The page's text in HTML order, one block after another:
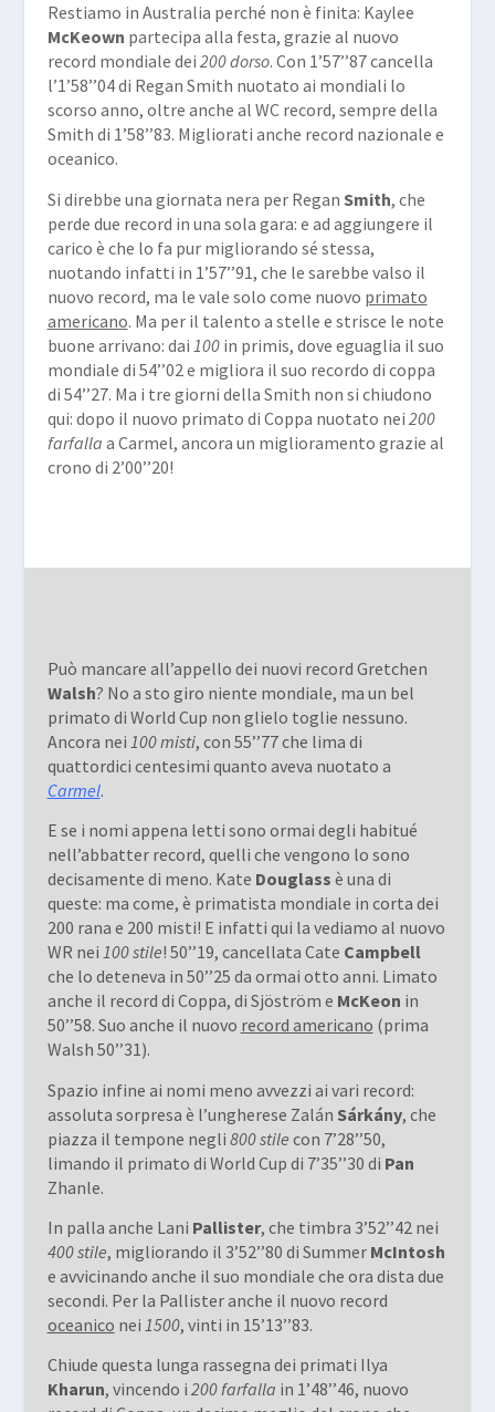
Restiamo in Australia perché non è finita: Kaylee
McKeown partecipa alla festa, grazie al nuovo
record mondiale dei 200 dorso. Con 1’57’’87 cancella
l’1’58’’04 di Regan Smith nuotato ai mondiali lo
scorso anno, oltre anche al WC record, sempre della
Smith di 1’58’’83. Migliorati anche record nazionale e
oceanico.
Si direbbe una giornata nera per Regan Smith, che
perde due record in una sola gara: e ad aggiungere il
carico è che lo fa pur migliorando sé stessa,
nuotando infatti in 1’57’’91, che le sarebbe valso il
nuovo record, ma le vale solo come nuovo primato
americano. Ma per il talento a stelle e strisce le note
buone arrivano: dai 100in primis, dove eguaglia il suo
mondiale di 54’’02 e migliora il suo recordo di coppa
di 54’’27. Ma i tre giorni della Smith non si chiudono
qui: dopo il nuovo primato di Coppa nuotato nei 200
farfalla a Carmel, ancora un miglioramento grazie al
crono di 2’00’’20!
Può mancare all’appello dei nuovi record Gretchen
Walsh? No a sto giro niente mondiale, ma un bel
primato di World Cup non glielo toglie nessuno.
Ancora nei 100 misti, con 55’’77 che lima di
quattordici centesimi quanto aveva nuotato a
Carmel.
E se i nomi appena letti sono ormai degli habitué
nell’abbatter record, quelli che vengono lo sono
decisamente di meno. Kate Douglass è una di
queste: ma come, è primatista mondiale in corta dei
200 rana e 200 misti! E infatti qui la vediamo al nuovo
WR nei 100 stile! 50’’19, cancellata Cate Campbell
che lo deteneva in 50’’25 da ormai otto anni. Limato
anche il record di Coppa, di Sjöström e McKeon in
50’’58. Suo anche il nuovo record americano (prima
Walsh 50’’31).
Spazio infine ai nomi meno avvezzi ai vari record:
assoluta sorpresa è l’ungherese Zalán Sárkány, che
piazza il tempone negli 800 stile con 7’28’’50,
limando il primato di World Cup di 7’35’’30 di Pan
Zhanle.
In palla anche Lani Pallister, che timbra 3’52’’42 nei
400 stile, migliorando il 3’52’’80 di Summer McIntosh
e avvicinando anche il suo mondiale che ora dista due
secondi. Per la Pallister anche il nuovo record
oceanico nei 1500, vinti in 15’13’’83.
Chiude questa lunga rassegna dei primati Ilya
Kharun, vincendo i 200 farfalla in 1’48’’46, nuovo